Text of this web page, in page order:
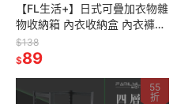
【FL生活+】日式可疊加衣物雜
物收納箱 內衣收納盒 內衣褲收
納盒 襪子收納盒 內褲收納 內衣
褲收納 收納盒 整理盒 收納
$138
$89
55
折